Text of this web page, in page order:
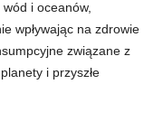
wód i oceanów,
wpływając na zdrowie
związane z
i przyszłe